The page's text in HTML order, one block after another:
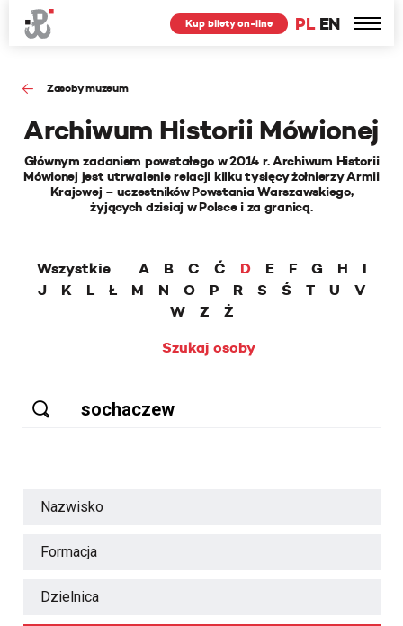
PL EN
Kup bilety on-line
Zasoby muzeum
Archiwum Historii Mówionej
Głównym zadaniem powstałego w 2014 r. Archiwum Historii
Mówionej jest utrwalenie relacji kilku tysięcy żołnierzy Armii
Krajowej – uczestników Powstania Warszawskiego,
żyjących dzisiaj w Polsce i za granicą.
Wszystkie A B C Ć D E F G H
I
J
K L Ł M N O P R S Ś T U
V
W
Z
Ż
Szukaj osoby
Nazwisko
Formacja
Dzielnica